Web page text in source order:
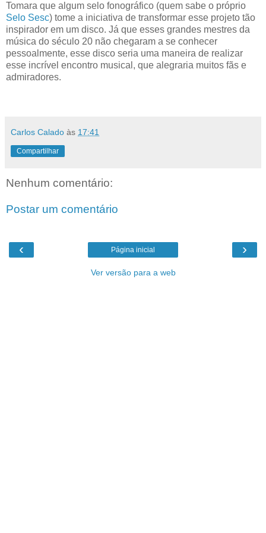
Tomara que algum selo fonográfico (quem sabe o próprio
Selo Sesc) tome a iniciativa de transformar esse projeto tão
inspirador em um disco. Já que esses grandes mestres da
música do século 20 não chegaram a se conhecer
pessoalmente, esse disco seria uma maneira de realizar
esse incrível encontro musical, que alegraria muitos fãs e
admiradores.
Carlos Calado às 17:41
Compartilhar
Nenhum comentário:
Postar um comentário
‹ ›
Página inicial
Ver versão para a web